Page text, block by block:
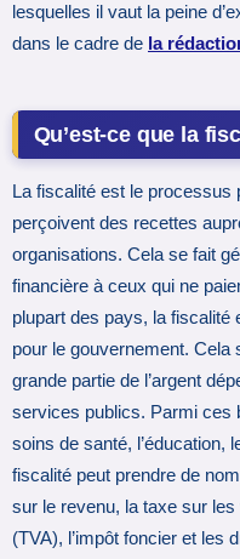
lesquelles il vaut la peine
dans le cadre de la
Qu’est-ce que la
La fiscalité est le processus
perçoivent des recettes
organisations. Cela se fait
financière à ceux qui ne
plupart des pays, la fiscalité
pour le gouvernement. Cela
grande partie de l’argent
services publics. Parmi ces
soins de santé, l’éducation,
fiscalité peut prendre de
sur le revenu, la taxe sur
(TVA), l’impôt foncier et les